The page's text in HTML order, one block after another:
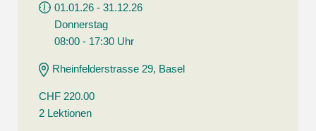
01.01.26 - 31.12.26
Donnerstag
08:00 - 17:30 Uhr
Rheinfelderstrasse 29, Basel
CHF 220.00
2 Lektionen